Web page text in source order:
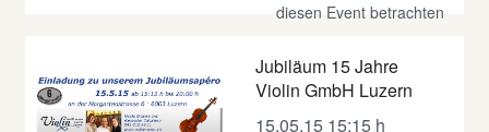
diesen Event betrachten
Jubiläum 15 Jahre
Violin GmbH Luzern
15.05.15 15:15 h